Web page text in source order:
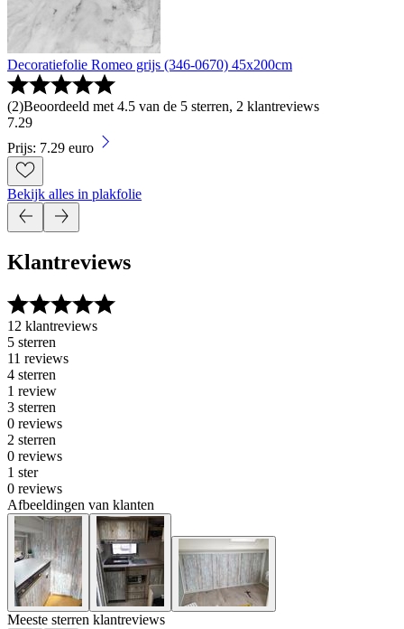
Decoratiefolie Romeo grijs (346-0670) 45x200cm
(2)Beoordeeld met 4.5 van de 5 sterren, 2 klantreviews
7.29
Prijs: 7.29 euro
Bekijk alles in plakfolie
Klantreviews
12 klantreviews
5 sterren
11 reviews
4 sterren
1 review
3 sterren
0 reviews
2 sterren
0 reviews
1 ster
0 reviews
Afbeeldingen van klanten
Meeste sterren klantreviews